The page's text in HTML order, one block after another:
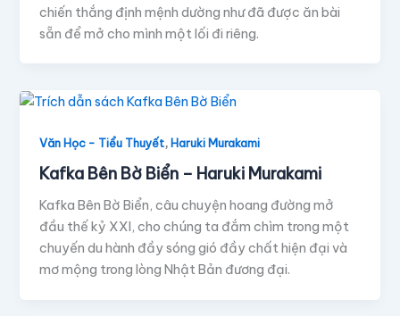
chiến thắng định mệnh dường như đã được ăn bài
sẵn để mở cho mình một lối đi riêng.
Văn Học - Tiểu Thuyết,Haruki Murakami
Kafka Bên Bờ Biển – Haruki Murakami
Kafka Bên Bờ Biển, câu chuyện hoang đường mở
đầu thế kỷ XXI, cho chúng ta đắm chìm trong một
chuyến du hành đầy sóng gió đầy chất hiện đại và
mơ mộng trong lòng Nhật Bản đương đại.